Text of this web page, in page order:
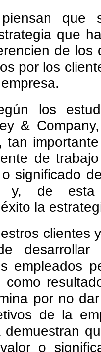
que
que
de los
por los
los
&
tan
de
significado
y, de
la
clientes
desarrollar
empleados
por no
de la
demuestran
o